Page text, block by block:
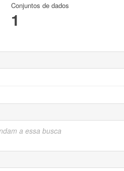
Conjuntos de dados
1
a essa busca